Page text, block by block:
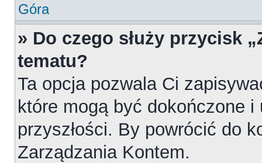
Góra
» Do czego służy przycisk
tematu?
Ta opcja pozwala Ci
które mogą być dokończone
przyszłości. By powrócić do
Zarządzania Kontem.